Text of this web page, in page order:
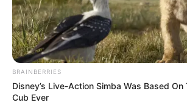
BRAINBERRIES
Disney’s Live-Action Simba Was Based
Cub Ever